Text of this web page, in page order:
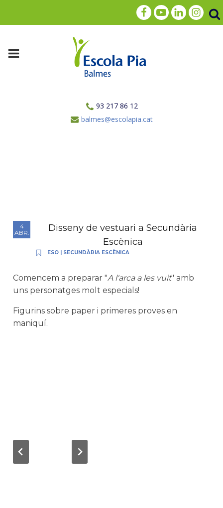
93 217 86 12
balmes@escolapia.cat
4
ABR.
Disseny de vestuari a Secundària
Escènica
ESO | SECUNDÀRIA ESCÈNICA
Comencem a preparar "A l'arca a les vuit" amb
uns personatges molt especials!
Figurins sobre paper i primeres proves en
maniquí.